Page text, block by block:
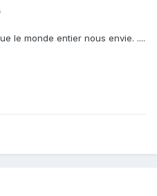
le monde entier nous envie. ....